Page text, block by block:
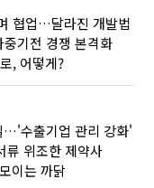
협업…달라진 개발법
기전 경쟁 본격화
, 어떻게?
…'수출기업 관리 강화'
류 위조한 제약사
이는 까닭